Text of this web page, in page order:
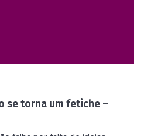
se torna um fetiche –